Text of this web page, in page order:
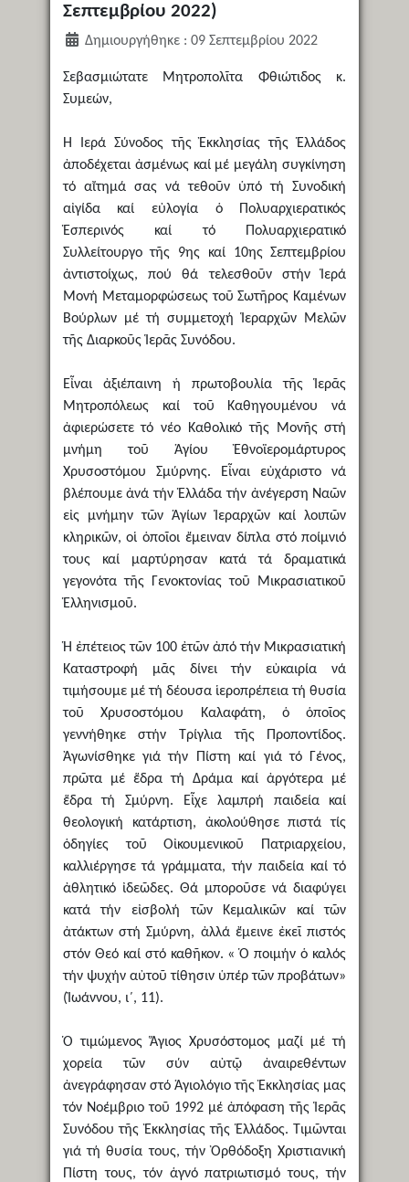
Σεπτεμβρίου 2022)
Δημιουργήθηκε : 09 Σεπτεμβρίου 2022
Σεβασμιώτατε Μητροπολῖτα Φθιώτιδος κ.
Συμεών,
Ἡ Ἱερά Σύνοδος τῆς Ἐκκλησίας τῆς Ἑλλάδος
ἀποδέχεται ἀσμένως καί μέ μεγάλη συγκίνηση
τό αἴτημά σας νά τεθοῦν ὑπό τή Συνοδική
αἰγίδα καί εὐλογία ὁ Πολυαρχιερατικός
Ἑσπερινός καί τό Πολυαρχιερατικό
Συλλείτουργο τῆς 9ης καί 10ης Σεπτεμβρίου
ἀντιστοίχως, πού θά τελεσθοῦν στήν Ἱερά
Μονή Μεταμορφώσεως τοῦ Σωτῆρος Καμένων
Βούρλων μέ τή συμμετοχή Ἱεραρχῶν Μελῶν
τῆς Διαρκοῦς Ἱερᾶς Συνόδου.
Εἶναι ἀξιέπαινη ἡ πρωτοβουλία τῆς Ἱερᾶς
Μητροπόλεως καί τοῦ Καθηγουμένου νά
ἀφιερώσετε τό νέο Καθολικό τῆς Μονῆς στή
μνήμη τοῦ Ἁγίου Ἐθνοϊερομάρτυρος
Χρυσοστόμου Σμύρνης. Εἶναι εὐχάριστο νά
βλέπουμε ἀνά τήν Ἑλλάδα τήν ἀνέγερση Ναῶν
εἰς μνήμην τῶν Ἁγίων Ἱεραρχῶν καί λοιπῶν
κληρικῶν, οἱ ὁποῖοι ἔμειναν δίπλα στό ποίμνιό
τους καί μαρτύρησαν κατά τά δραματικά
γεγονότα τῆς Γενοκτονίας τοῦ Μικρασιατικοῦ
Ἑλληνισμοῦ.
Ἡ ἐπέτειος τῶν 100 ἐτῶν ἀπό τήν Μικρασιατική
Καταστροφή μᾶς δίνει τήν εὐκαιρία νά
τιμήσουμε μέ τή δέουσα ἱεροπρέπεια τή θυσία
τοῦ Χρυσοστόμου Καλαφάτη, ὁ ὁποῖος
γεννήθηκε στήν Τρίγλια τῆς Προποντίδος.
Ἀγωνίσθηκε γιά τήν Πίστη καί γιά τό Γένος,
πρῶτα μέ ἕδρα τή Δράμα καί ἀργότερα μέ
ἕδρα τή Σμύρνη. Εἶχε λαμπρή παιδεία καί
θεολογική κατάρτιση, ἀκολούθησε πιστά τίς
ὁδηγίες τοῦ Οἰκουμενικοῦ Πατριαρχείου,
καλλιέργησε τά γράμματα, τήν παιδεία καί τό
ἀθλητικό ἰδεῶδες. Θά μποροῦσε νά διαφύγει
κατά τήν εἰσβολή τῶν Κεμαλικῶν καί τῶν
ἀτάκτων στή Σμύρνη, ἀλλά ἔμεινε ἐκεῖ πιστός
στόν Θεό καί στό καθῆκον. « Ὁ ποιμήν ὁ καλός
τήν ψυχήν αὐτοῦ τίθησιν ὑπέρ τῶν προβάτων»
(Ἰωάννου, ι΄, 11).
Ὁ τιμώμενος Ἅγιος Χρυσόστομος μαζί μέ τή
χορεία τῶν σύν αὐτῷ ἀναιρεθέντων
ἀνεγράφησαν στό Ἁγιολόγιο τῆς Ἐκκλησίας μας
τόν Νοέμβριο τοῦ 1992 μέ ἀπόφαση τῆς Ἱερᾶς
Συνόδου τῆς Ἐκκλησίας τῆς Ἑλλάδος. Τιμῶνται
γιά τή θυσία τους, τήν Ὀρθόδοξη Χριστιανική
Πίστη τους, τόν ἁγνό πατριωτισμό τους, τήν